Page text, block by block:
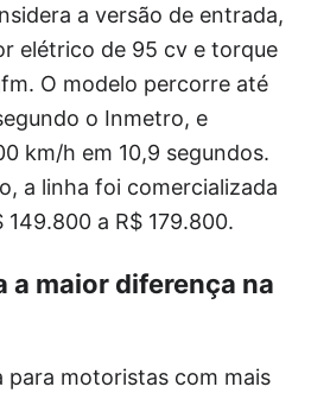
a versão de entrada,
elétrico de 95 cv e torque
O modelo percorre até
o Inmetro, e
km/h em 10,9 segundos.
a linha foi comercializada
149.800 a R$ 179.800.
a maior diferença na
para motoristas com mais